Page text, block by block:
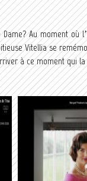
Au moment où
Vitellia se
à ce moment qui